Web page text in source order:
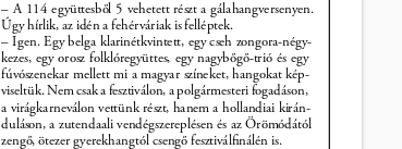
– A 114 együttesből 5 vehetett részt a gálahangversenyen.
Úgy hírlik, az idén a fehérváriak is felléptek.
– Igen. Egy belga klarinétkvintett, egy cseh zongora-négy-
kezes, egy orosz folklóregyüttes, egy nagybőgő-trió és egy
fúvószenekar mellett mi a magyar színeket, hangokat kép-
viseltük. Nem csak a fesztiválon, a polgármesteri fogadáson,
a virágkarneválon vettünk részt, hanem a hollandiai kirán-
duláson, a zutendaali vendégszereplésen és az Örömódától
zengő, ötezer gyerekhangtól csengő fesztiválﬁnálén is.